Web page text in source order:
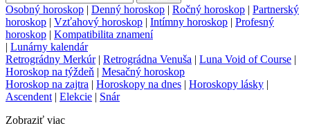
Osobný horoskop | Denný horoskop | Ročný horoskop | Partnerský
horoskop | Vzťahový horoskop | Intímny horoskop | Profesný
horoskop | Kompatibilita znamení
| Lunárny kalendár
Retrográdny Merkúr| Retrográdna Venuša | Luna Void of Course |
Horoskop na týždeň | Mesačný horoskop
Horoskop na zajtra | Horoskopy na dnes | Horoskopy lásky |
Ascendent | Elekcie | Snár
Zobraziť viac